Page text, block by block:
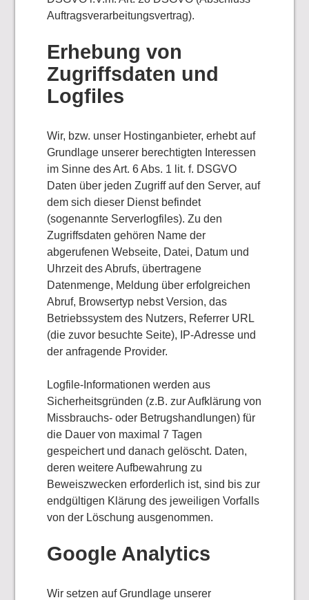
Auftragsverarbeitungsvertrag).
Erhebung von
Zugriffsdaten und
Logfiles
Wir, bzw. unser Hostinganbieter, erhebt auf
Grundlage unserer berechtigten Interessen
im Sinne des Art. 6 Abs. 1 lit. f. DSGVO
Daten über jeden Zugriff auf den Server, auf
dem sich dieser Dienst befindet
(sogenannte Serverlogfiles). Zu den
Zugriffsdaten gehören Name der
abgerufenen Webseite, Datei, Datum und
Uhrzeit des Abrufs, übertragene
Datenmenge, Meldung über erfolgreichen
Abruf, Browsertyp nebst Version, das
Betriebssystem des Nutzers, Referrer URL
(die zuvor besuchte Seite), IP-Adresse und
der anfragende Provider.
Logfile-Informationen werden aus
Sicherheitsgründen (z.B. zur Aufklärung von
Missbrauchs- oder Betrugshandlungen) für
die Dauer von maximal 7 Tagen
gespeichert und danach gelöscht. Daten,
deren weitere Aufbewahrung zu
Beweiszwecken erforderlich ist, sind bis zur
endgültigen Klärung des jeweiligen Vorfalls
von der Löschung ausgenommen.
Google Analytics
Wir setzen auf Grundlage unserer